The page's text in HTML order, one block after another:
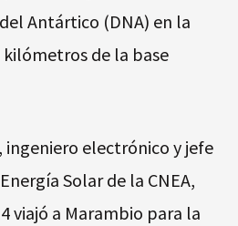
Antártico (DNA) en la
kilómetros de la base
ingeniero electrónico y jefe
Solar de la CNEA,
viajó a Marambio para la